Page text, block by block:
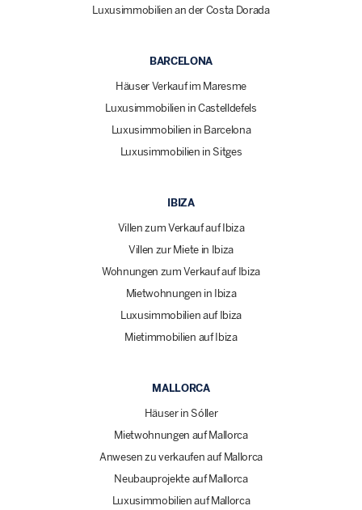
Luxusimmobilien an der Costa Dorada
BARCELONA
Häuser Verkauf im Maresme
Luxusimmobilien in Castelldefels
Luxusimmobilien in Barcelona
Luxusimmobilien in Sitges
IBIZA
Villen zum Verkauf auf Ibiza
Villen zur Miete in Ibiza
Wohnungen zum Verkauf auf Ibiza
Mietwohnungen in Ibiza
Luxusimmobilien auf Ibiza
Mietimmobilien auf Ibiza
MALLORCA
Häuser in Sóller
Mietwohnungen auf Mallorca
Anwesen zu verkaufen auf Mallorca
Neubauprojekte auf Mallorca
Luxusimmobilien auf Mallorca